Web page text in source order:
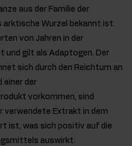
aus der Familie der
arktische Wurzel bekannt ist.
von Jahren in der
und gilt als Adaptogen. Der
sich durch den Reichtum an
einer der
vorkommen, sind
verwendete Extrakt in dem
ist, was sich positiv auf die
auswirkt.